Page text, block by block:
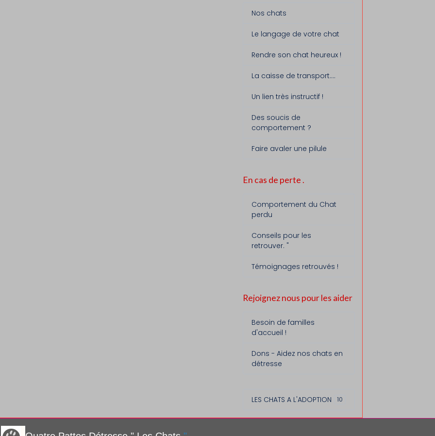
Nos chats
Le langage de votre chat
Rendre son chat heureux !
La caisse de transport....
Un lien très instructif !
Des soucis de
comportement ?
Faire avaler une pilule
En cas de perte .
Comportement du Chat
perdu
Conseils pour les
retrouver. "
Témoignages retrouvés !
Rejoignez nous pour les aider
Besoin de familles
d'accueil !
Dons - Aidez nos chats en
détresse
LES CHATS A L'ADOPTION 10